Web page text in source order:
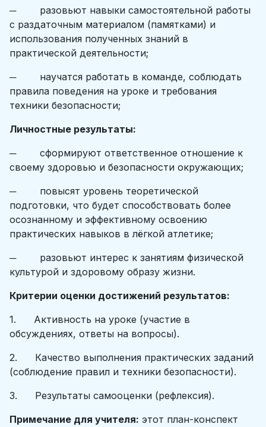
─ разовьют навыки самостоятельной работы
с раздаточным материалом (памятками) и
использования полученных знаний в
практической деятельности;
─ научатся работать в команде, соблюдать
правила поведения на уроке и требования
техники безопасности;
Личностные результаты:
─ сформируют ответственное отношение к
своему здоровью и безопасности окружающих;
─ повысят уровень теоретической
подготовки, что будет способствовать более
осознанному и эффективному освоению
практических навыков в лёгкой атлетике;
─ разовьют интерес к занятиям физической
культурой и здоровому образу жизни.
Критерии оценки достижений результатов:
1. Активность на уроке (участие в
обсуждениях, ответы на вопросы).
2. Качество выполнения практических заданий
(соблюдение правил и техники безопасности).
3. Результаты самооценки (рефлексия).
Примечание для учителя: этот план-конспект